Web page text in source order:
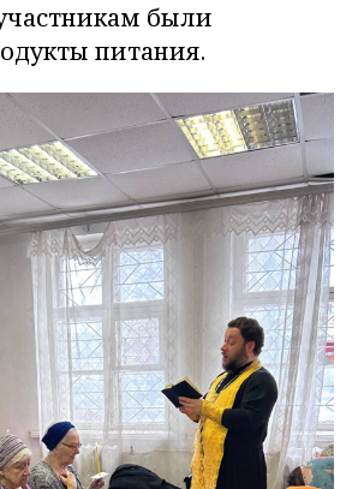
были
питания.